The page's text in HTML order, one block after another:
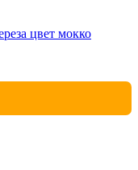
цвет мокко